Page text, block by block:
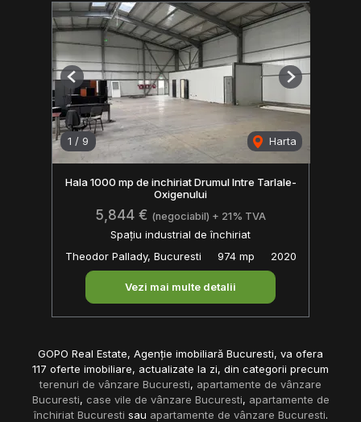
1 / 9 Harta
Previous Next
Hala 1000 mp de inchiriat Drumul Intre Tarlale-
Oxigenului
5,844 € (negociabil) + 21% TVA
Spațiu industrial de închiriat
Theodor Pallady, Bucuresti
974 mp 2020
Vezi mai multe detalii
GOPO Real Estate, Agenție imobiliară Bucuresti, va ofera
117 oferte imobiliare, actualizate la zi, din categorii precum
terenuri de vânzare Bucuresti, apartamente de vânzare
Bucuresti, case vile de vânzare Bucuresti, apartamente de
închiriat Bucuresti sau apartamente de vânzare Bucuresti.